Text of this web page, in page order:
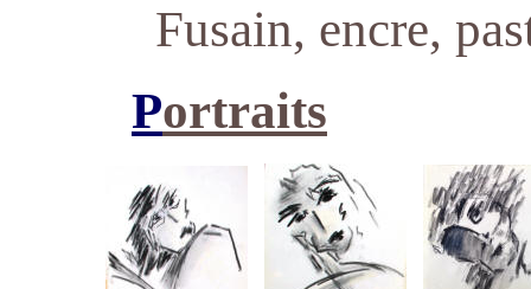
Fusain, encre,
Portraits